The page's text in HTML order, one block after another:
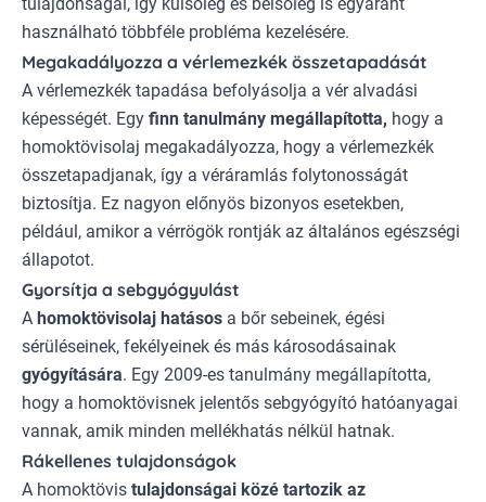
tulajdonságai, így külsőleg és belsőleg is egyaránt
használható többféle probléma kezelésére.
Megakadályozza a vérlemezkék összetapadását
A vérlemezkék tapadása befolyásolja a vér alvadási
képességét. Egy finn tanulmány megállapította, hogy a
homoktövisolaj megakadályozza, hogy a vérlemezkék
összetapadjanak, így a véráramlás folytonosságát
biztosítja. Ez nagyon előnyös bizonyos esetekben,
például, amikor a vérrögök rontják az általános egészségi
állapotot.
Gyorsítja a sebgyógyulást
A homoktövisolaj hatásos a bőr sebeinek, égési
sérüléseinek, fekélyeinek és más károsodásainak
gyógyítására. Egy 2009-es tanulmány megállapította,
hogy a homoktövisnek jelentős sebgyógyító hatóanyagai
vannak, amik minden mellékhatás nélkül hatnak.
Rákellenes tulajdonságok
A homoktövis tulajdonságai közé tartozik az